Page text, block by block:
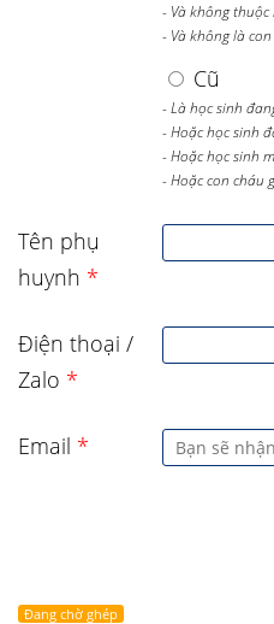
- Và không
- Và không là
Cũ
- Là học sinh
- Hoặc học sinh
- Hoặc học sinh
- Hoặc con cháu
Tên phụ
huynh *
Điện thoại /
Zalo *
Email *
Đang chờ ghép